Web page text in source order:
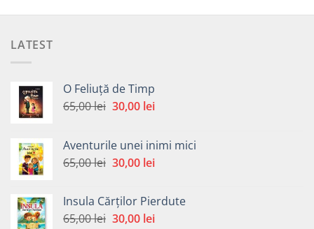
LATEST
O Feliuță de Timp
65,00lei Prețul
fost:
65,00 lei.
30,00 leiPrețul
30,00 lei.
Aventurile unei inimi mici
65,00lei Prețul
fost:
65,00 lei.
30,00 leiPrețul
30,00 lei.
Insula Cărților Pierdute
65,00lei Prețul
30,00 leiPrețul